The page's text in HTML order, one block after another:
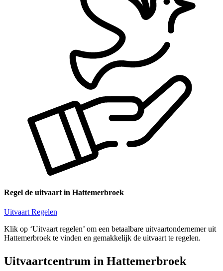
Regel de uitvaart in Hattemerbroek
Uitvaart Regelen
Klik op ‘Uitvaart regelen’ om een betaalbare uitvaartondernemer uit
Hattemerbroek te vinden en gemakkelijk de uitvaart te regelen.
Uitvaartcentrum in Hattemerbroek